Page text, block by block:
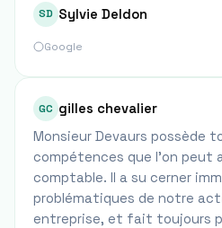
SD Sylvie Deldon
Google
GC gilles chevalier
Monsieur Devaurs possède
compétences que l’on peut
comptable. Il a su cerner
problématiques de notre
entreprise, et fait toujours